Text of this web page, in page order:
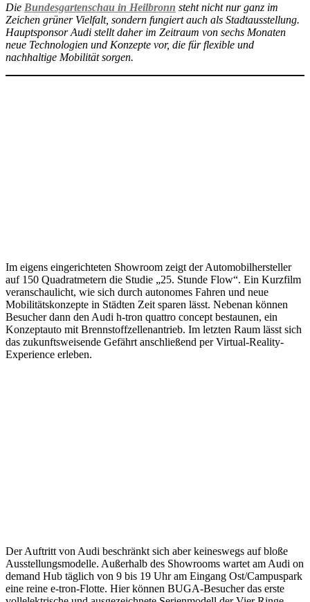
Die Bundesgartenschau in Heilbronn steht nicht nur ganz im
Zeichen grüner Vielfalt, sondern fungiert auch als Stadtausstellung.
Hauptsponsor Audi stellt daher im Zeitraum von sechs Monaten
neue Technologien und Konzepte vor, die für flexible und
nachhaltige Mobilität sorgen.
Im eigens eingerichteten Showroom zeigt der Automobilhersteller
auf 150 Quadratmetern die Studie „25. Stunde Flow“. Ein Kurzfilm
veranschaulicht, wie sich durch autonomes Fahren und neue
Mobilitätskonzepte in Städten Zeit sparen lässt. Nebenan können
Besucher dann den Audi h-tron quattro concept bestaunen, ein
Konzeptauto mit Brennstoffzellenantrieb. Im letzten Raum lässt sich
das zukunftsweisende Gefährt anschließend per Virtual-Reality-
Experience erleben.
Der Auftritt von Audi beschränkt sich aber keineswegs auf bloße
Ausstellungsmodelle. Außerhalb des Showrooms wartet am Audi on
demand Hub täglich von 9 bis 19 Uhr am Eingang Ost/Campuspark
eine reine e-tron-Flotte. Hier können BUGA-Besucher das erste